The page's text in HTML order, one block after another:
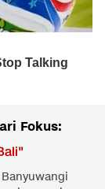
Fokus:
"